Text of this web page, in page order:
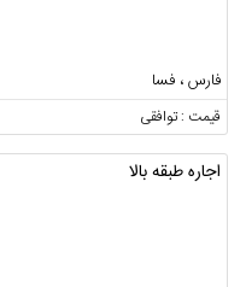
فارس ، فسا
قیمت : توافقی
اجاره طبقه بالا